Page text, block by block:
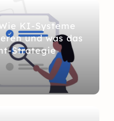
KI-Systeme
und was das
Strategie